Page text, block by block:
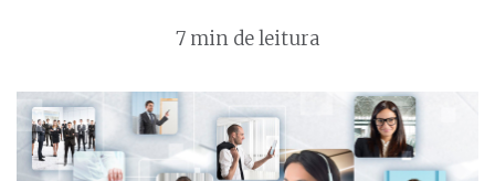
7 min de leitura